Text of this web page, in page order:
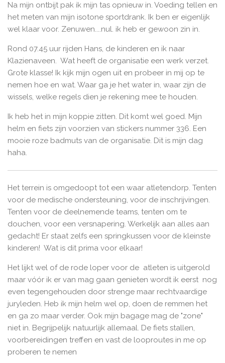
Na mijn ontbijt pak ik mijn tas opnieuw in. Voeding tellen en
het meten van mijn isotone sportdrank. Ik ben er eigenlijk
wel klaar voor. Zenuwen....nul. ik heb er gewoon zin in.
Rond 07.45 uur rijden Hans, de kinderen en ik naar
Klazienaveen. Wat heeft de organisatie een werk verzet.
Grote klasse! Ik kijk mijn ogen uit en probeer in mij op te
nemen hoe en wat. Waar ga je het water in, waar zijn de
wissels, welke regels dien je rekening mee te houden.
Ik heb het in mijn koppie zitten. Dit komt wel goed. Mijn
helm en fiets zijn voorzien van stickers nummer 336. Een
mooie roze badmuts van de organisatie. Dit is mijn dag
haha.
Het terrein is omgedoopt tot een waar atletendorp. Tenten
voor de medische ondersteuning, voor de inschrijvingen.
Tenten voor de deelnemende teams, tenten om te
douchen, voor een versnapering. Werkelijk aan alles aan
gedacht! Er staat zelfs een springkussen voor de kleinste
kinderen! Wat is dit prima voor elkaar!
Het lijkt wel of de rode loper voor de atleten is uitgerold
maar vóór ik er van mag gaan genieten wordt ik eerst nog
even tegengehouden door strenge maar rechtvaardige
juryleden. Heb ik mijn helm wel op, doen de remmen het
en ga zo maar verder. Ook mijn bagage mag de "zone"
niet in. Begrijpelijk natuurlijk allemaal. De fiets stallen,
voorbereidingen treffen en vast de looproutes in me op
proberen te nemen